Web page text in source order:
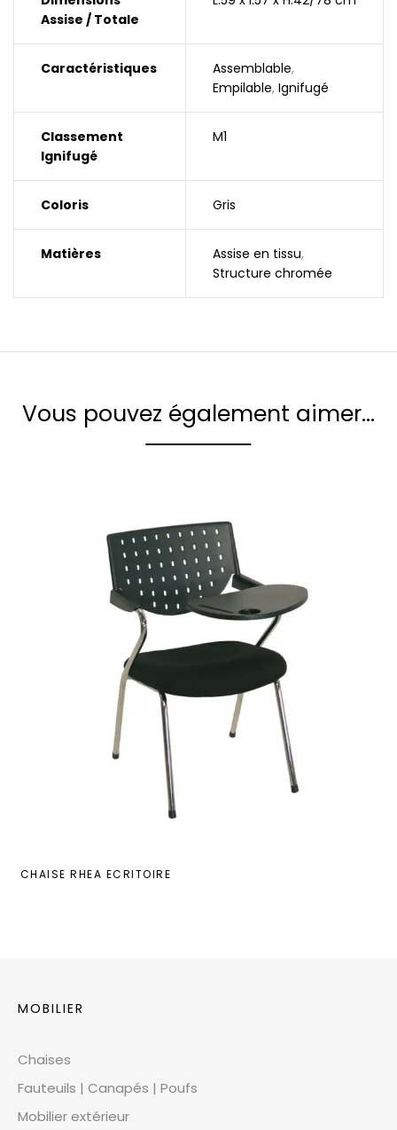
Assise / Totale
Caractéristiques Assemblable,
Empilable, Ignifugé
Classement
Ignifugé
M1
Coloris Gris
Matières Assise en tissu,
Structure chromée
Vous pouvez également aimer…
CHAISE RHEA ECRITOIRE
MOBILIER
Chaises
Fauteuils | Canapés | Poufs
Mobilier extérieur